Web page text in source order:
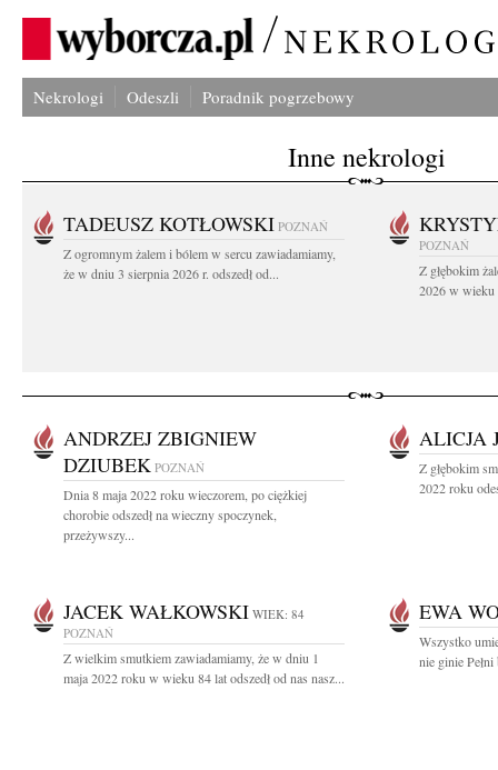
Nekrologi Odeszli Poradnik pogrzebowy
Inne nekrologi
TADEUSZ KOTŁOWSKI POZNAŃ
Z ogromnym żalem i bólem w sercu zawiadamiamy,
że w dniu 3 sierpnia 2026 r. odszedł od...
POZNAŃ
Z głębokim
2026 w wieku
ANDRZEJ ZBIGNIEW
DZIUBEK POZNAŃ
Dnia 8 maja 2022 roku wieczorem, po ciężkiej
chorobie odszedł na wieczny spoczynek,
przeżywszy...
ALICJA
Z głębokim
2022 roku
JACEK WAŁKOWSKI WIEK: 84
POZNAŃ
Z wielkim smutkiem zawiadamiamy, że w dniu 1
maja 2022 roku w wieku 84 lat odszedł od nas nasz...
EWA
Wszystko
nie ginie